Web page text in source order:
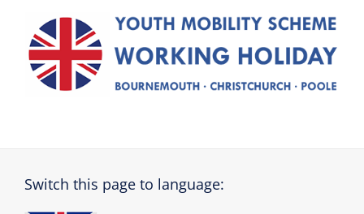
Switch this page to language: